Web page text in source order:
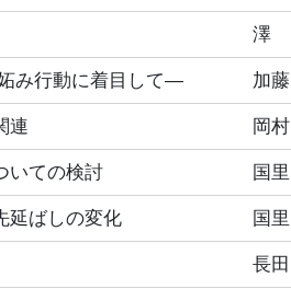
澤
み行動に着目して― 加藤
連 岡村
いての検討 国里
延ばしの変化 国里
長田